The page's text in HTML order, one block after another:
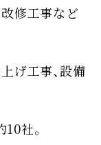
改修工事など
げ工事、設備
社。